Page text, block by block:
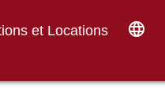
et Locations language